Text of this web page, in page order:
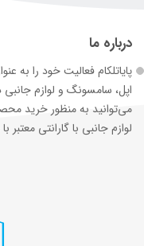
درباره ما
پایاتلکام فعالیت خود را به
اپل، سامسونگ و لوازم جانبی
می‌توانید به منظور خرید
لوازم جانبی با گارانتی معتبر